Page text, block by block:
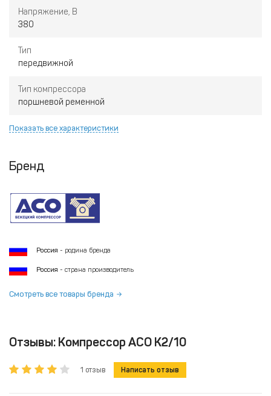
Напряжение, В
380
Тип
передвижной
Тип компрессора
поршневой ременной
Показать все характеристики
Бренд
Россия - родина бренда
Россия - страна производитель
Смотреть все товары бренда
Отзывы: Компрессор АСО К2/10
1 отзыв Написать отзыв